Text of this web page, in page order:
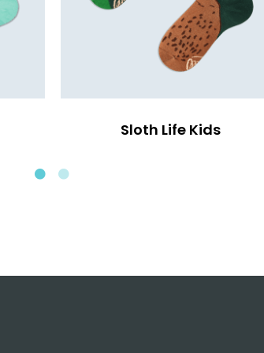
Sloth Life Kids